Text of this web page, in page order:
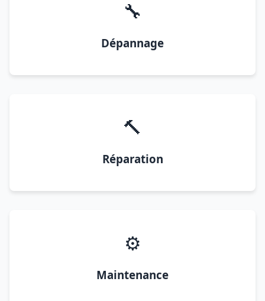
🔧
Dépannage
🔨
Réparation
⚙️
Maintenance